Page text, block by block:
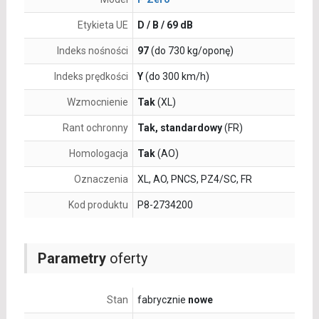
Parametryoferty
Stan fabrycznie nowe
Etykieta UE D / B / 69 dB
Indeks nośności 97(do 730 kg/oponę)
Indeks prędkości Y(do 300 km/h)
Wzmocnienie Tak(XL)
Rant ochronny Tak, standardowy(FR)
Homologacja Tak(AO)
Oznaczenia XL, AO, PNCS, PZ4/SC, FR
Kod produktu P8-2734200